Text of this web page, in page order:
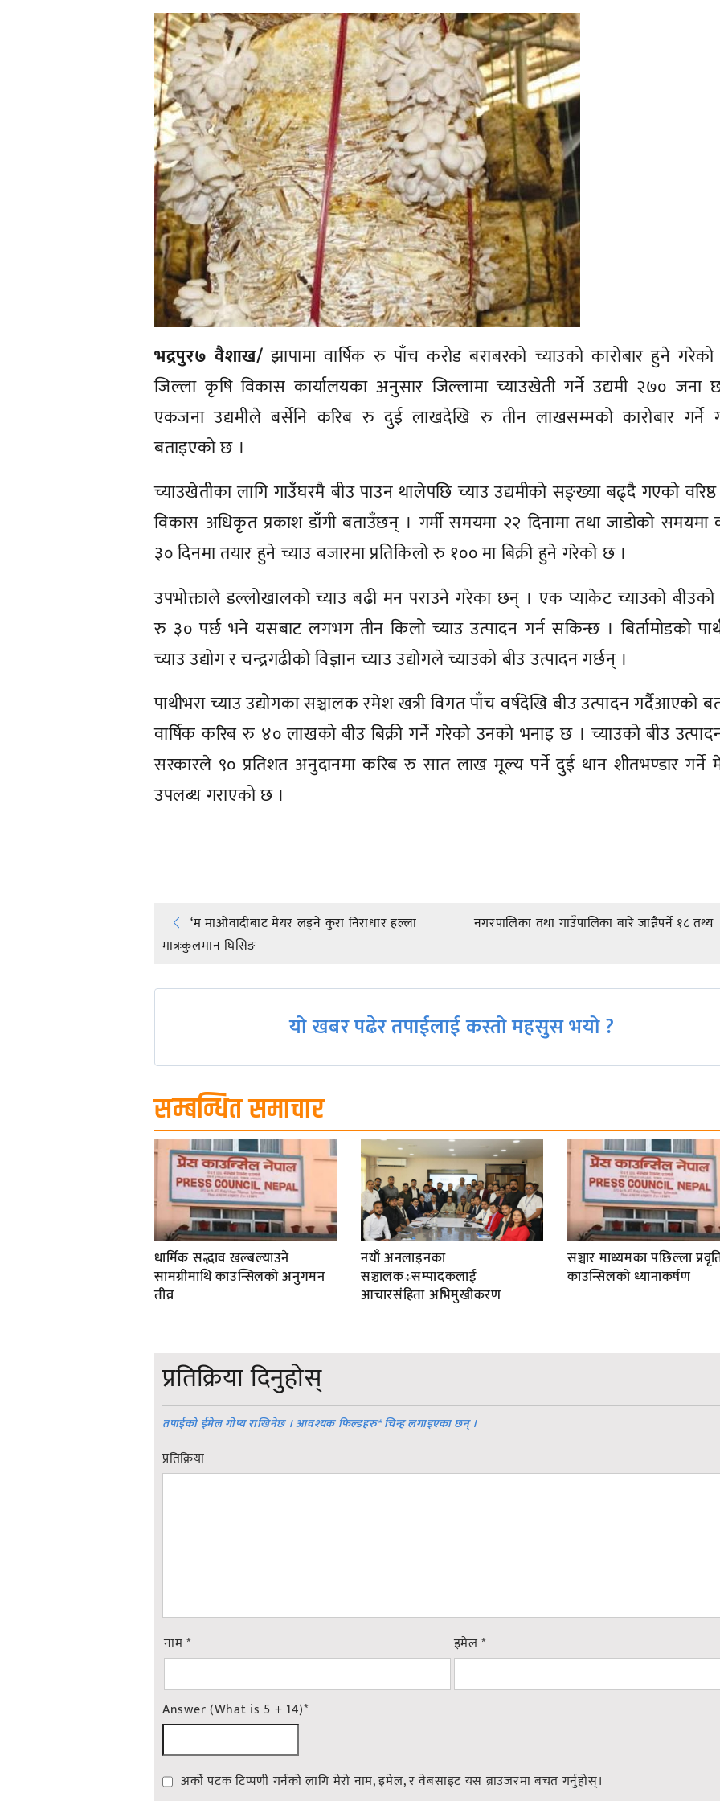
भद्रपुर७ वैशाख/ झापामा वार्षिक रु पाँच करोड बराबरको च्याउको कारोबार हुने
जिल्ला कृषि विकास कार्यालयका अनुसार जिल्लामा च्याउखेती गर्ने उद्यमी २७० जना
एकजना उद्यमीले बर्सेनि करिब रु दुई लाखदेखि रु तीन लाखसम्मको कारोबार गर्ने
बताइएको छ ।
च्याउखेतीका लागि गाउँघरमै बीउ पाउन थालेपछि च्याउ उद्यमीको सङ्ख्या बढ्दै गएको
विकास अधिकृत प्रकाश डाँगी बताउँछन् । गर्मी समयमा २२ दिनामा तथा जाडोको समयमा
३० दिनमा तयार हुने च्याउ बजारमा प्रतिकिलो रु १०० मा बिक्री हुने गरेको छ ।
उपभोक्ताले डल्लोखालको च्याउ बढी मन पराउने गरेका छन् । एक प्याकेट च्याउको
रु ३० पर्छ भने यसबाट लगभग तीन किलो च्याउ उत्पादन गर्न सकिन्छ । बिर्तामोडको
च्याउ उद्योग र चन्द्रगढीको विज्ञान च्याउ उद्योगले च्याउको बीउ उत्पादन गर्छन् ।
पाथीभरा च्याउ उद्योगका सञ्चालक रमेश खत्री विगत पाँच वर्षदेखि बीउ उत्पादन गर्दैआएको
वार्षिक करिब रु ४० लाखको बीउ बिक्री गर्ने गरेको उनको भनाइ छ । च्याउको बीउ
सरकारले ९० प्रतिशत अनुदानमा करिब रु सात लाख मूल्य पर्ने दुई थान शीतभण्डार गर्ने
उपलब्ध गराएको छ ।
Post
navigation
‘म माओवादीबाट मेयर लड्ने कुरा निराधार हल्ला
मात्रःकुलमान घिसिङ
नगरपालिका तथा गाउँपालिका बारे जान्नैपर्ने १८ तथ्य
यो खबर पढेर तपाईलाई कस्तो महसुस भयो ?
सम्बन्धित समाचार
धार्मिक सद्भाव खल्बल्याउने
सामग्रीमाथि काउन्सिलको अनुगमन
तीव्र
नयाँ अनलाइनका
सञ्चालक÷सम्पादकलाई
आचारसंहिता अभिमुखीकरण
सञ्चार माध्यमका पछिल्ला
काउन्सिलको ध्यानाकर्षण
प्रतिक्रिया दिनुहोस्
तपाईको ईमेल गोप्य राखिनेछ । आवश्यक फिल्डहरु*चिन्ह लगाइएका छन् ।
प्रतिक्रिया
नाम* इमेल*
Answer (What is 5 + 14)*
अर्को पटक टिप्पणी गर्नको लागि मेरो नाम, इमेल, र वेबसाइट यस ब्राउजरमा बचत गर्नुहोस्।